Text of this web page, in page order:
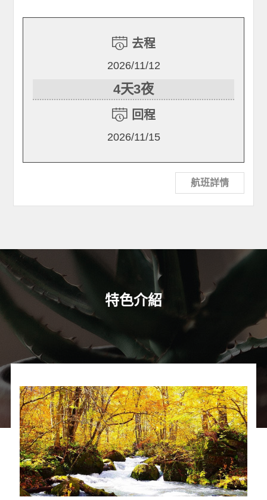
去程
2026/11/12
4天3夜
回程
2026/11/15
航班詳情
特色介紹